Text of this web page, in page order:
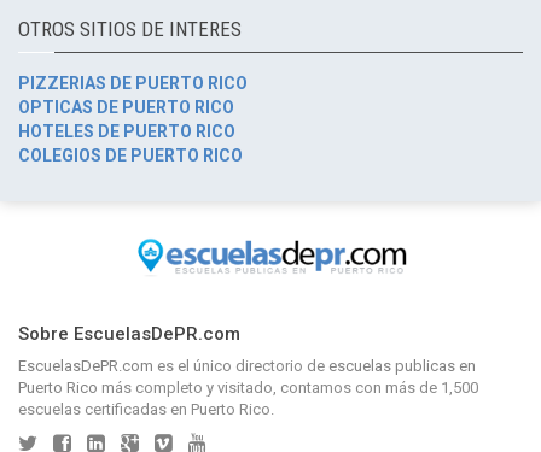
OTROS SITIOS DE INTERES
PIZZERIAS DE PUERTO RICO
OPTICAS DE PUERTO RICO
HOTELES DE PUERTO RICO
COLEGIOS DE PUERTO RICO
Sobre EscuelasDePR.com
EscuelasDePR.com es el único directorio de escuelas publicas en
Puerto Rico más completo y visitado, contamos con más de 1,500
escuelas certificadas en Puerto Rico.